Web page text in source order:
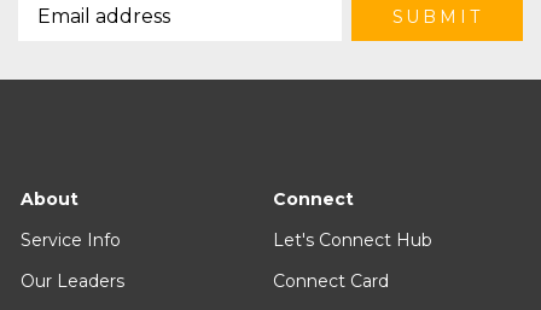
About
Service Info
Our Leaders
Connect
Let's Connect Hub
Connect Card